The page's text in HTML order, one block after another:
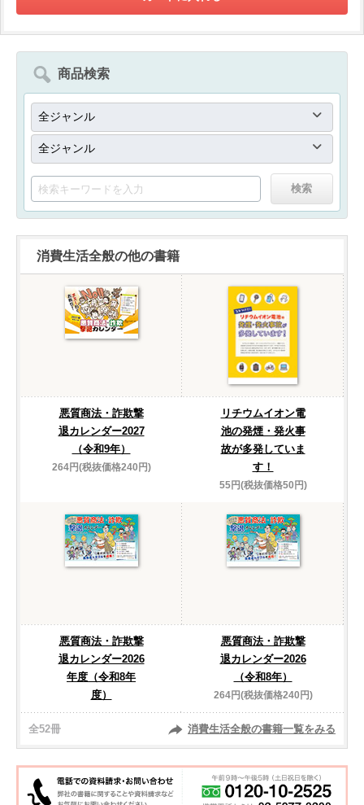
商品検索
消費生活全般の他の書籍
悪質商法・詐欺撃
退カレンダー2027
（令和9年）
264円(税抜価格240円)
リチウムイオン電
池の発煙・発火事
故が多発していま
す！
55円(税抜価格50円)
悪質商法・詐欺撃
退カレンダー2026
年度（令和8年
度）
悪質商法・詐欺撃
退カレンダー2026
（令和8年）
264円(税抜価格240円)
全52冊 消費生活全般の書籍一覧をみる